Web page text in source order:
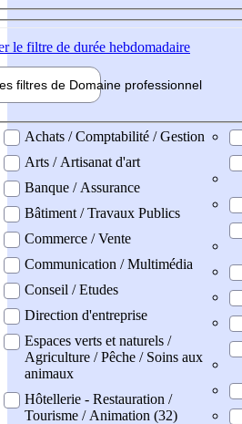
le filtre de durée hebdomadaire
filtres de Domaine professionnel
professionel
Achats / Comptabilité / Gestion
Arts / Artisanat d'art
Banque / Assurance
Bâtiment / Travaux Publics
Commerce / Vente
Communication / Multimédia
Conseil / Etudes
Direction d'entreprise
Espaces verts et naturels /
Agriculture / Pêche / Soins aux
animaux
Hôtellerie - Restauration /
Tourisme / Animation (32)